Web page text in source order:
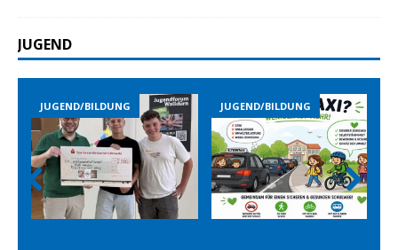
JUGEND
JUGEND/BILDUNG JUGEND/BILDUNG
Prev
ious
Nex
t